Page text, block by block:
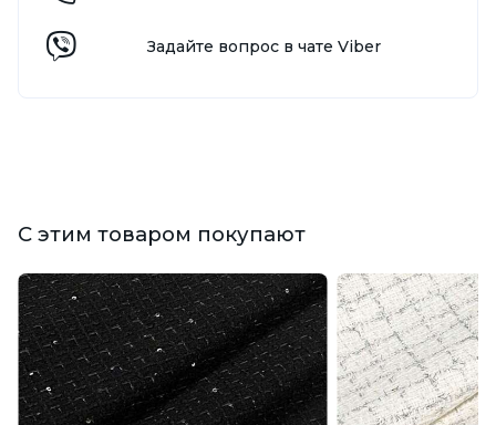
Задайте вопрос в чате Viber
С этим товаром покупают